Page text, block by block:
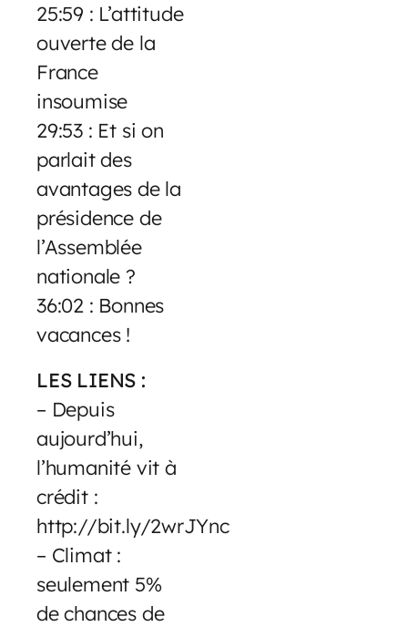
25:59 : L’attitude
ouverte de la
France
insoumise
29:53 : Et si on
parlait des
avantages de la
présidence de
l’Assemblée
nationale ?
36:02 : Bonnes
vacances !
LES LIENS :
– Depuis
aujourd’hui,
l’humanité vit à
crédit :
http://bit.ly/2wrJYnc
– Climat :
seulement 5%
de chances de